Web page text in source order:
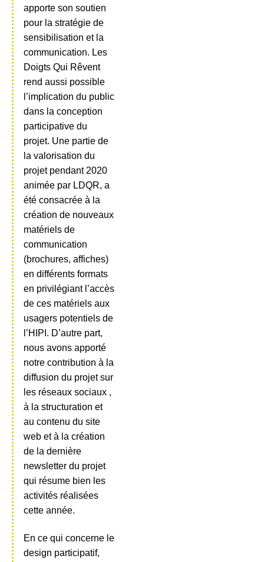
apporte son soutien
pour la stratégie de
sensibilisation et la
communication. Les
Doigts Qui Rêvent
rend aussi possible
l’implication du public
dans la conception
participative du
projet. Une partie de
la valorisation du
projet pendant 2020
animée par LDQR, a
été consacrée à la
création de nouveaux
matériels de
communication
(brochures, affiches)
en différents formats
en privilégiant l’accès
de ces matériels aux
usagers potentiels de
l’HIPI. D’autre part,
nous avons apporté
notre contribution à la
diffusion du projet sur
les réseaux sociaux ,
à la structuration et
au contenu du site
web et à la création
de la dernière
newsletter du projet
qui résume bien les
activités réalisées
cette année.
En ce qui concerne le
design participatif,